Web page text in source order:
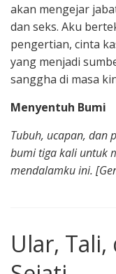
akan mengejar
dan seks. Aku
pengertian, cinta
yang menjadi
sanggha di masa
Menyentuh Bumi
Tubuh, ucapan, dan
bumi tiga kali untuk
mendalamku ini.
Ular,